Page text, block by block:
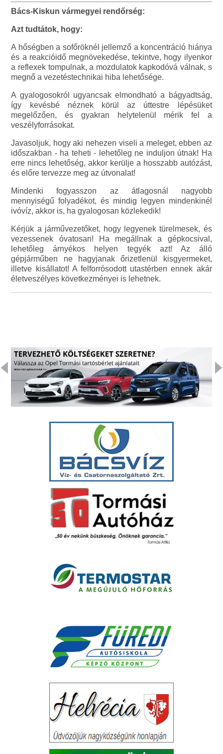
Bács-Kiskun vármegyei rendőrség:
Azt tudtátok, hogy:
A hőségben a sofőröknél jellemző a koncentráció hiánya
és a reakcióidő megnövekedése, tekintve, hogy ilyenkor
a reflexek tompulnak, a mozdulatok kapkodóvá válnak, s
megnő a vezetéstechnikai hiba lehetősége.
A gyalogosokról ugyancsak elmondható a bágyadtság,
így kevésbé néznek körül az úttestre lépésüket
megelőzően, és gyakran helytelenül mérik fel a
veszélyforrásokat.
Javasoljuk, hogy aki nehezen viseli a meleget, ebben az
időszakban - ha teheti - lehetőleg ne induljon útnak! Ha
erre nincs lehetőség, akkor kerülje a hosszabb autózást,
és előre tervezze meg az útvonalat!
Mindenki fogyasszon az átlagosnál nagyobb
mennyiségű folyadékot, és mindig legyen mindenkinél
ivóvíz, akkor is, ha gyalogosan közlekedik!
Kérjük a járművezetőket, hogy legyenek türelmesek, és
vezessenek óvatosan! Ha megállnak a gépkocsival,
lehetőleg árnyékos helyen tegyék azt! Az álló
gépjárműben ne hagyjanak őrizetlenül kisgyermeket,
illetve kisállatot! A felforrósodott utastérben ennek akár
életveszélyes következményei is lehetnek.